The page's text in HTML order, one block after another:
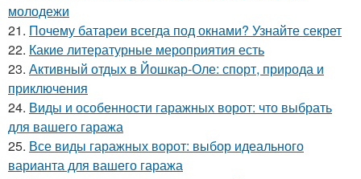
молодежи
21. Почему батареи всегда под окнами? Узнайте секрет
22. Какие литературные мероприятия есть
23. Активный отдых в Йошкар-Оле: спорт, природа и
приключения
24. Виды и особенности гаражных ворот: что выбрать
для вашего гаража
25. Все виды гаражных ворот: выбор идеального
варианта для вашего гаража